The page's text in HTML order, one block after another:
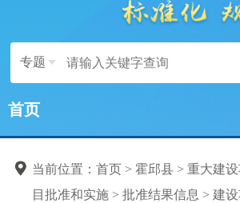
专题
首页
当前位置： 首页 > 霍邱县 > 重大建设
目批准和实施 > 批准结果信息 > 建